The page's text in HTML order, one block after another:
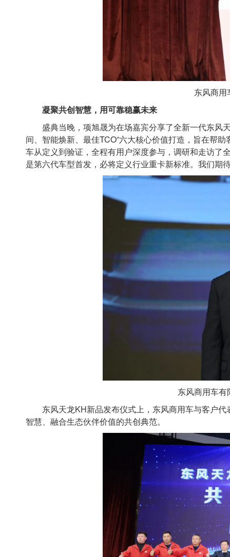
东风商用
凝聚共创智慧，用可靠稳赢未来
盛典当晚，项旭晟为在场嘉宾分享了全新一代东风
间、智能焕新、最佳TCO”六大核心价值打造，旨在帮
车从定义到验证，全程有用户深度参与，调研和走访了
是第六代车型首发，必将定义行业重卡新标准。我们期
东风商用车
东风天龙KH新品发布仪式上，东风商用车与客户代
智慧、融合生态伙伴价值的共创典范。